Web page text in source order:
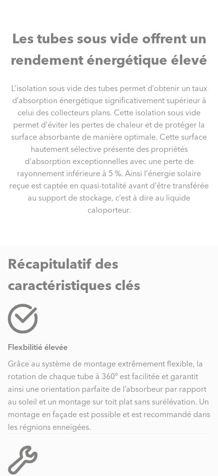
Les tubes sous vide offrent un
rendement énergétique élevé
L’isolation sous vide des tubes permet d’obtenir un taux
d’absorption énergétique significativement supérieur à
celui des collecteurs plans. Cette isolation sous vide
permet d’éviter les pertes de chaleur et de protéger la
surface absorbante de manière optimale. Cette surface
hautement sélective présente des propriétés
d'absorption exceptionnelles avec une perte de
rayonnement inférieure à 5 %. Ainsi l’énergie solaire
reçue est captée en quasi-totalité avant d’être transférée
au support de stockage, c’est à dire au liquide
caloporteur.
Récapitulatif des
caractéristiques clés
Flexbilitié élevée
Grâce au système de montage extrêmement flexible, la
rotation de chaque tube à 360° est facilitée et garantit
ainsi une orientation parfaite de l’absorbeur par rapport
au soleil et un montage sur toit plat sans surélévation. Un
montage en façade est possible et est recommandé dans
les régnions enneigées.